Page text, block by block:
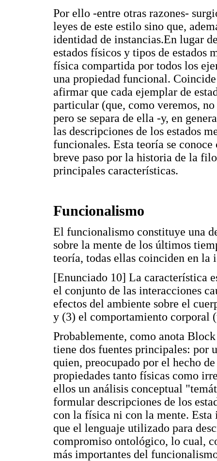
Por ello -entre otras razones-
leyes de este estilo sino que,
identidad de instancias.En lugar
estados físicos y tipos de estados
física compartida por todos los
una propiedad funcional.
afirmar que cada ejemplar de
particular (que, como veremos,
pero se separa de ella -y, en
las descripciones de los estados
funcionales. Esta teoría se
breve paso por la historia de la
principales características.
Funcionalismo
El funcionalismo constituye una
sobre la mente de los últimos
teoría, todas ellas coinciden en la
[Enunciado 10] La característica
el conjunto de las interacciones
efectos del ambiente sobre el
y (3) el comportamiento corporal
Probablemente, como anota
tiene dos fuentes principales: por
quien, preocupado por el hecho
propiedades tanto físicas como
ellos un análisis conceptual
formular descripciones de los
con la física ni con la mente.
que el lenguaje utilizado para
compromiso ontológico, lo cual,
más importantes del